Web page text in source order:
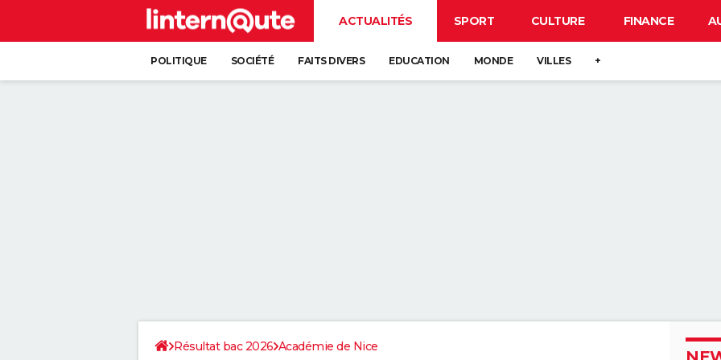
ACTUALITÉS SPORT CULTURE FINANCE
POLITIQUE SOCIÉTÉ FAITS DIVERS EDUCATION MONDE VILLES +
Résultat bac 2026 Académie de Nice